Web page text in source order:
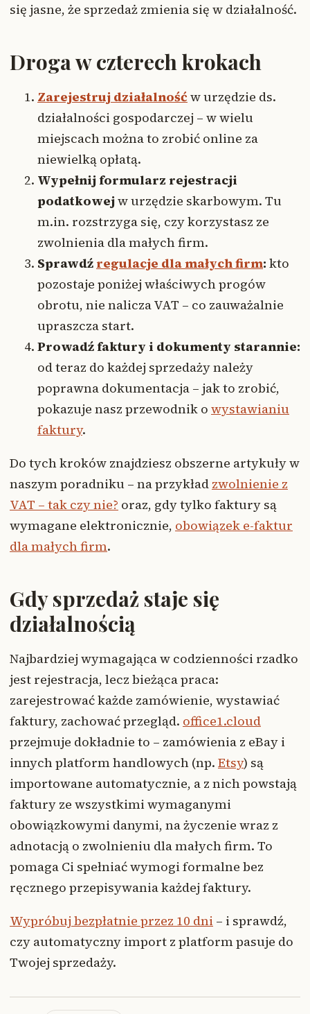
się jasne, że sprzedaż zmienia się w działalność.
Droga w czterech krokach
Zarejestruj działalność w urzędzie ds.
działalności gospodarczej – w wielu
miejscach można to zrobić online za
niewielką opłatą.
Wypełnij formularz rejestracji
podatkowejw urzędzie skarbowym. Tu
m.in. rozstrzyga się, czy korzystasz ze
zwolnienia dla małych firm.
Sprawdź regulacje dla małych firm: kto
pozostaje poniżej właściwych progów
obrotu, nie nalicza VAT – co zauważalnie
upraszcza start.
Prowadź faktury i dokumenty starannie:
od teraz do każdej sprzedaży należy
poprawna dokumentacja – jak to zrobić,
pokazuje nasz przewodnik o wystawianiu
faktury.
Do tych kroków znajdziesz obszerne artykuły w
naszym poradniku – na przykład zwolnienie z
VAT – tak czy nie? oraz, gdy tylko faktury są
wymagane elektronicznie, obowiązek e-faktur
dla małych firm.
Gdy sprzedaż staje się
działalnością
Najbardziej wymagająca w codzienności rzadko
jest rejestracja, lecz bieżąca praca:
zarejestrować każde zamówienie, wystawiać
faktury, zachować przegląd. office1.cloud
przejmuje dokładnie to – zamówienia z eBay i
innych platform handlowych (np. Etsy) są
importowane automatycznie, a z nich powstają
faktury ze wszystkimi wymaganymi
obowiązkowymi danymi, na życzenie wraz z
adnotacją o zwolnieniu dla małych firm. To
pomaga Ci spełniać wymogi formalne bez
ręcznego przepisywania każdej faktury.
Wypróbuj bezpłatnie przez 10 dni – i sprawdź,
czy automatyczny import z platform pasuje do
Twojej sprzedaży.